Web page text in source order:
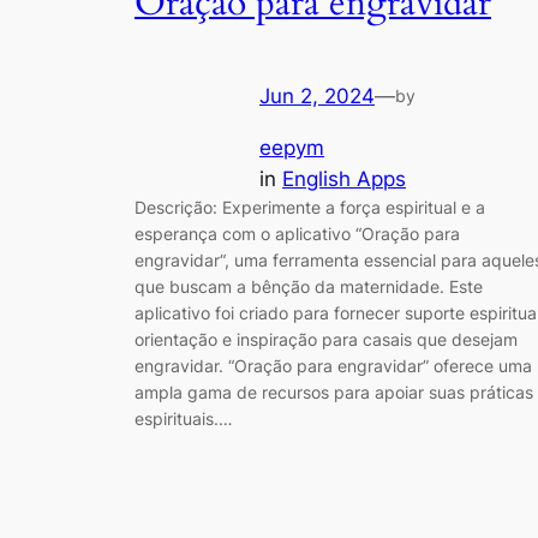
Jun 2, 2024—by
eepym
in English Apps
Descrição: Experimente a força espiritual e a
esperança com o aplicativo “Oração para
engravidar“, uma ferramenta essencial para
que buscam a bênção da maternidade. Este
aplicativo foi criado para fornecer suporte
orientação e inspiração para casais que desejam
engravidar. “Oração para engravidar” oferece uma
ampla gama de recursos para apoiar suas práticas
espirituais.…